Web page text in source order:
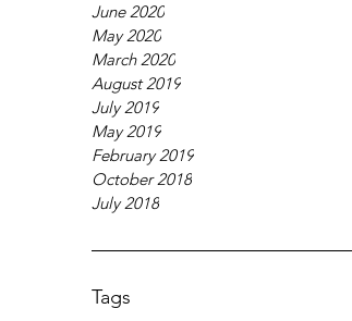
June 2020
May 2020
March 2020
August 2019
July 2019
May 2019
February 2019
October 2018
July 2018
Tags